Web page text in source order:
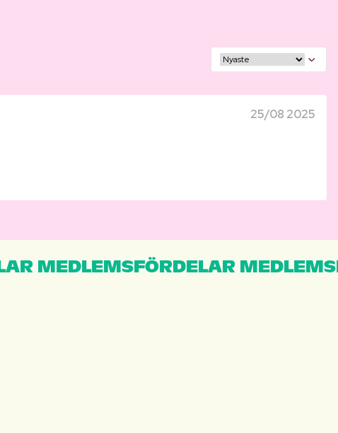
25/08 2025
MEDLEMSFÖRDELAR